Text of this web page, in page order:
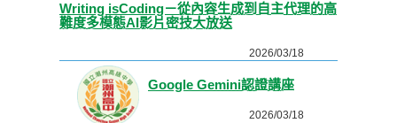
Writing isCoding－從內容生成到自主代理的高
難度多模態AI影片密技大放送
2026/03/18
Google Gemini認證講座
2026/03/18